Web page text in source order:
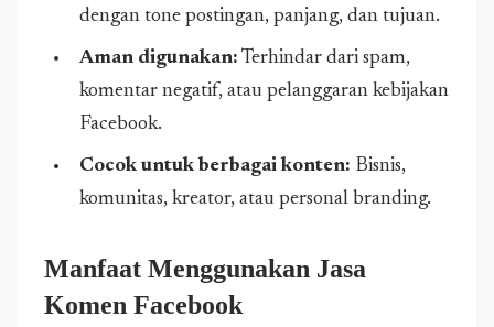
dengan tone postingan, panjang, dan tujuan.
Aman digunakan: Terhindar dari spam,
komentar negatif, atau pelanggaran kebijakan
Facebook.
Cocok untuk berbagai konten: Bisnis,
komunitas, kreator, atau personal branding.
Manfaat Menggunakan Jasa
Komen Facebook